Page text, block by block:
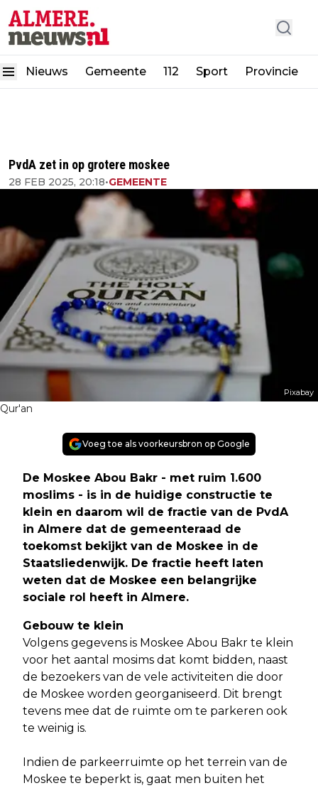
Nieuws Gemeente 112 Sport Provincie
PvdA zet in op grotere moskee
28 FEB 2025, 20:18•GEMEENTE
Pixabay
Qur'an
Voeg toe als voorkeursbron op Google
De Moskee Abou Bakr - met ruim 1.600
moslims - is in de huidige constructie te
klein en daarom wil de fractie van de PvdA
in Almere dat de gemeenteraad de
toekomst bekijkt van de Moskee in de
Staatsliedenwijk. De fractie heeft laten
weten dat de Moskee een belangrijke
sociale rol heeft in Almere.
Gebouw te klein
Volgens gegevens is Moskee Abou Bakr te klein
voor het aantal mosims dat komt bidden, naast
de bezoekers van de vele activiteiten die door
de Moskee worden georganiseerd. Dit brengt
tevens mee dat de ruimte om te parkeren ook
te weinig is.
Indien de parkeerruimte op het terrein van de
Moskee te beperkt is, gaat men buiten het